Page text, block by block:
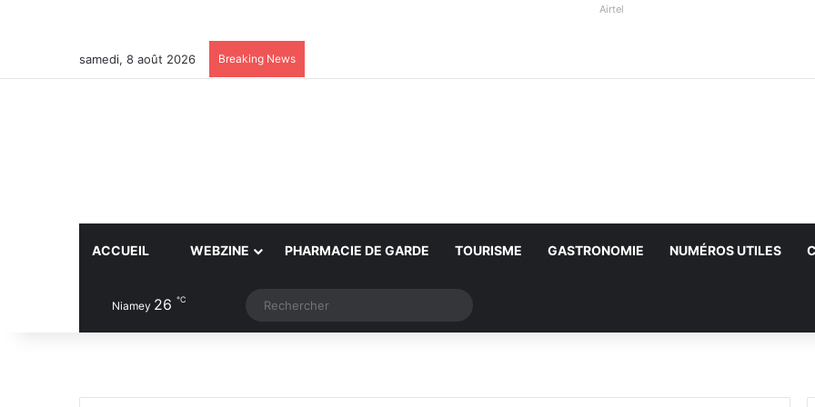
Airtel
samedi, 8 août 2026 Breaking News
ACCUEIL WEBZINE PHARMACIE DE GARDE TOURISME GASTRONOMIE NUMÉROS UTILES
Niamey 26 ℃ Article Aléatoire
Switch skin